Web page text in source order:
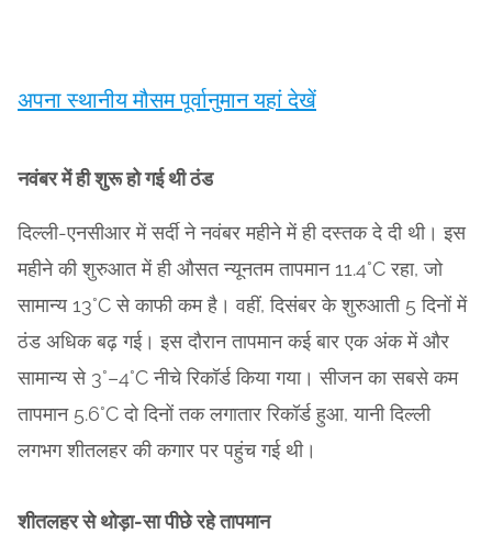
अपना स्थानीय मौसम पूर्वानुमान यहां देखें
नवंबर में ही शुरू हो गई थी ठंड
दिल्ली-एनसीआर में सर्दी ने नवंबर महीने में ही दस्तक दे दी थी। इस
महीने की शुरुआत में ही औसत न्यूनतम तापमान 11.4°C रहा, जो
सामान्य 13°C से काफी कम है। वहीं, दिसंबर के शुरुआती 5 दिनों में
ठंड अधिक बढ़ गई। इस दौरान तापमान कई बार एक अंक में और
सामान्य से 3°–4°C नीचे रिकॉर्ड किया गया। सीजन का सबसे कम
तापमान 5.6°C दो दिनों तक लगातार रिकॉर्ड हुआ, यानी दिल्ली
लगभग शीतलहर की कगार पर पहुंच गई थी।
शीतलहर से थोड़ा-सा पीछे रहे तापमान